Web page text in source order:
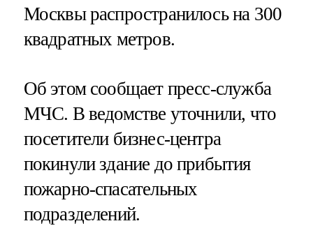
Москвы распространилось на 300
квадратных метров.
Об этом сообщает пресс-служба
МЧС. В ведомстве уточнили, что
посетители бизнес-центра
покинули здание до прибытия
пожарно-спасательных
подразделений.